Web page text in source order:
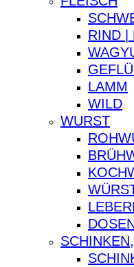
RIND |
LAMM
WILD
WURST